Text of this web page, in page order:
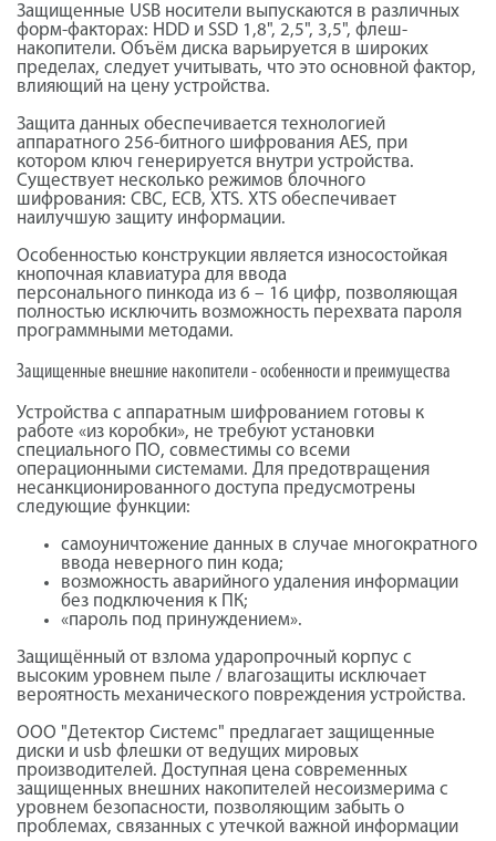
Защищенные USB носители выпускаются в различных
форм-факторах: HDD и SSD 1,8", 2,5", 3,5", флеш-
накопители. Объём диска варьируется в широких
пределах, следует учитывать, что это основной фактор,
влияющий на цену устройства.
Защита данных обеспечивается технологией
аппаратного 256-битного шифрования AES, при
котором ключ генерируется внутри устройства.
Существует несколько режимов блочного
шифрования: CBC, ECB, XTS. XTS обеспечивает
наилучшую защиту информации.
Особенностью конструкции является износостойкая
кнопочная клавиатура для ввода
персонального пинкода из 6 – 16 цифр, позволяющая
полностью исключить возможность перехвата пароля
программными методами.
Защищенные внешние накопители - особенности и преимущества
Устройства с аппаратным шифрованием готовы к
работе «из коробки», не требуют установки
специального ПО, совместимы со всеми
операционными системами. Для предотвращения
несанкционированного доступа предусмотрены
следующие функции:
самоуничтожение данных в случае многократного
ввода неверного пин кода;
возможность аварийного удаления информации
без подключения к ПК;
«пароль под принуждением».
Защищённый от взлома ударопрочный корпус с
высоким уровнем пыле / влагозащиты исключает
вероятность механического повреждения устройства.
ООО "Детектор Системс" предлагает защищенные
диски и usb флешки от ведущих мировых
производителей. Доступная цена современных
защищенных внешних накопителей несоизмерима с
уровнем безопасности, позволяющим забыть о
проблемах, связанных с утечкой важной информации